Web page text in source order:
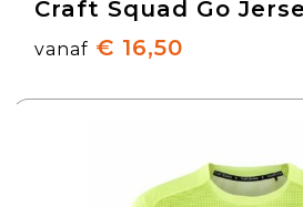
Craft Squad Go
vanaf € 16,50